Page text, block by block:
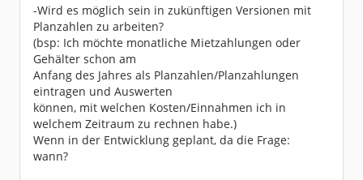
-Wird es möglich sein in zukünftigen Versionen mit
Planzahlen zu arbeiten?
(bsp: Ich möchte monatliche Mietzahlungen oder
Gehälter schon am
Anfang des Jahres als Planzahlen/Planzahlungen
eintragen und Auswerten
können, mit welchen Kosten/Einnahmen ich in
welchem Zeitraum zu rechnen habe.)
Wenn in der Entwicklung geplant, da die Frage:
wann?